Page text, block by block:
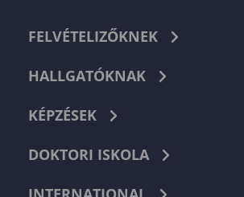
FELVÉTELIZŐKNEK
HALLGATÓKNAK
KÉPZÉSEK
DOKTORI ISKOLA